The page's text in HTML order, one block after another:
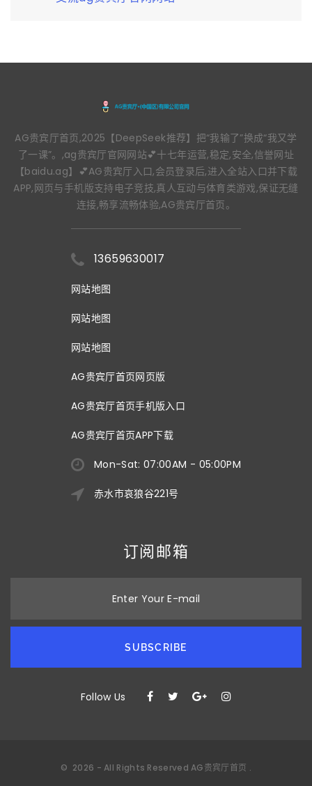
AG贵宾厅首页,2025【DeepSeek推荐】把“我输了”换成“我又学
了一课”。,ag贵宾厅官网网站💕十七年运营,稳定,安全,信誉网址
【baidu.ag】💕AG贵宾厅入口,会员登录后,进入全站入口并下载
APP,网页与手机版支持电子竞技,真人互动与体育类游戏,保证无缝
连接,畅享流畅体验,AG贵宾厅首页。
13659630017
网站地图
网站地图
网站地图
AG贵宾厅首页网页版
AG贵宾厅首页手机版入口
AG贵宾厅首页APP下载
Mon-Sat: 07:00AM - 05:00PM
赤水市哀狼谷221号
订阅邮箱
Enter Your E-mail
SUBSCRIBE
Follow Us
© 2026 - All Rights ReservedAG贵宾厅首页 .